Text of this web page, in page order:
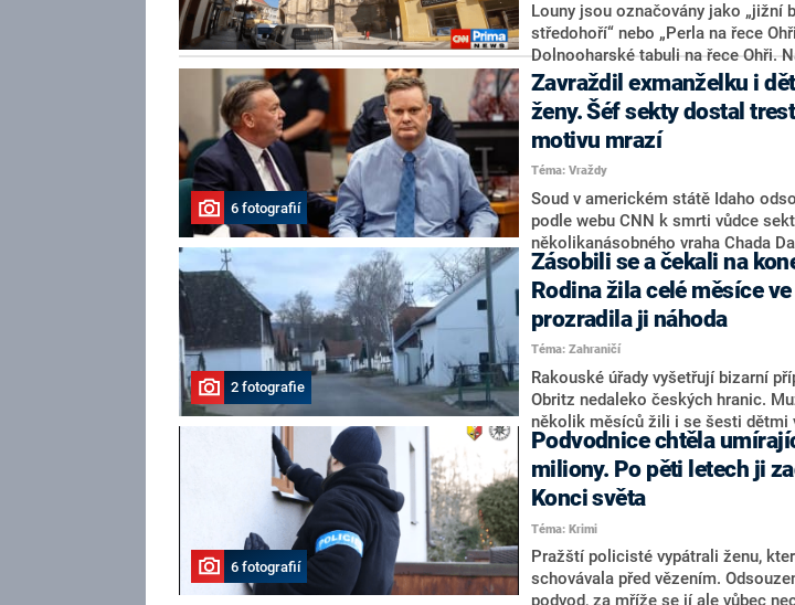
Louny jsou označovány jako „jižní
středohoří“ nebo „Perla na řece
Dolnooharské tabuli na řece Ohři.
severozápadních Čechách v
50 km od Prahy. Někteří husité
městem, které přežije i konec
královské město ještě nenavštívili,
překvapeni, co všechno tu na vás
historického centra ohraničeného z
hradbami, až po moderní
nemusely stydět ani mnohem větší
ale přijdou i milovníci umění nebo
6 fotografií
Zavraždil exmanželku i
ženy. Šéf sekty dostal
motivu mrazí
Téma: Vraždy
Soud v americkém státě Idaho
podle webu CNN k smrti vůdce
několikanásobného vraha Chada
se provinil vraždou své první ženy a
druhé ženy. Motivem k těmto činům
Daybellovo přesvědčení o tom, že
zombie.
2 fotografie
Zásobili se a čekali na
Rodina žila celé měsíce
prozradila ji náhoda
Téma: Zahraničí
Rakouské úřady vyšetřují bizarní
Obritz nedaleko českých hranic.
několik měsíců žili i se šesti dětmi
Byli zřejmě členy sekty a
na konec světa.
6 fotografií
Podvodnice chtěla
miliony. Po pěti letech ji
Konci světa
Téma: Krimi
Pražští policisté vypátrali ženu,
schovávala před vězením.
podvod, za mříže se jí ale vůbec